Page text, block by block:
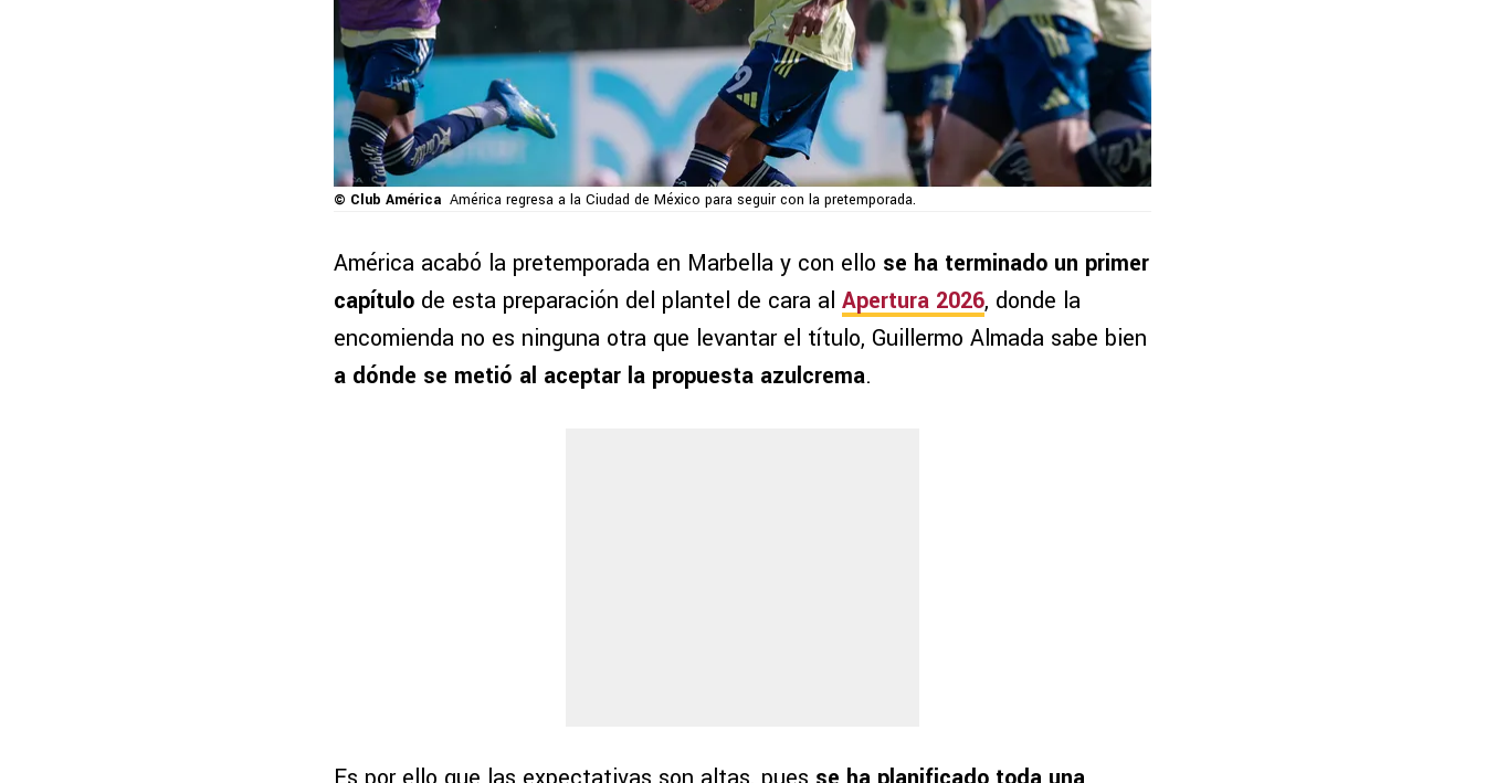
© Club América América regresa a la Ciudad de México para seguir con la pretemporada.
América acabó la pretemporada en Marbella y con ello se ha terminado un primer
capítulo de esta preparación del plantel de cara al Apertura 2026, donde la
encomienda no es ninguna otra que levantar el título, Guillermo Almada sabe bien
a dónde se metió al aceptar la propuesta azulcrema.